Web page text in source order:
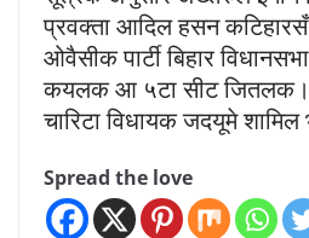
प्रवक्ता आदिल हसन
ओवैसीक पार्टी बिहार
कयलक आ ५टा सीट जितलक।
चारिटा विधायक जदयूमे
Spread the love